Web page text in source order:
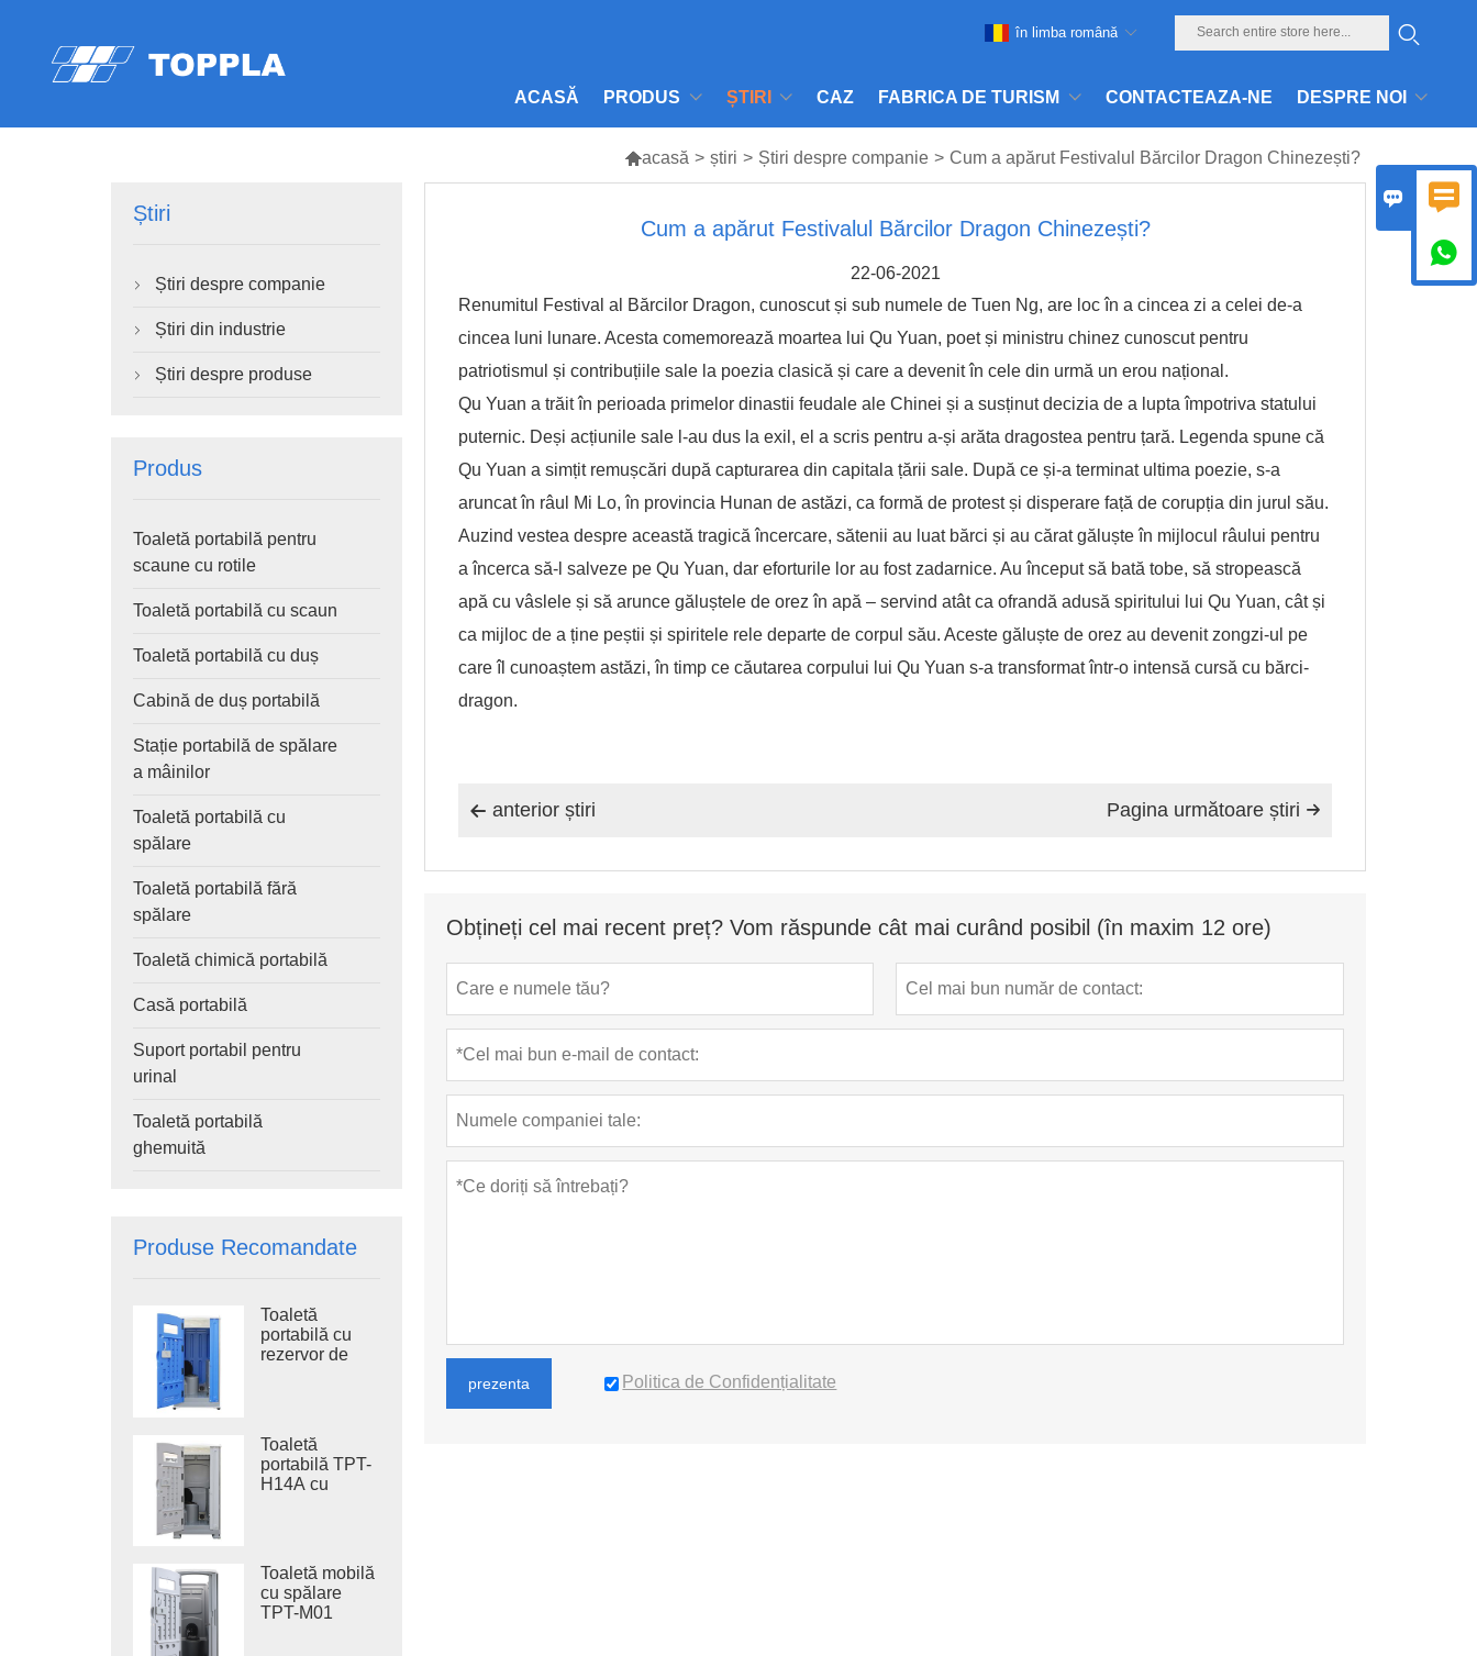
ACASĂ PRODUS ȘTIRI CAZ FABRICA DE TURISM CONTACTEAZA-NE DESPRE NOI
în limba română
acasă > știri > Știri despre companie > Cum a apărut Festivalul Bărcilor Dragon Chinezești?
Știri
 Știri despre companie
 Știri din industrie
 Știri despre produse
Produs
Toaletă portabilă pentru
scaune cu rotile
Toaletă portabilă cu scaun
Toaletă portabilă cu duș
Cabină de duș portabilă
Stație portabilă de spălare
a mâinilor
Toaletă portabilă cu
spălare
Toaletă portabilă fără
spălare
Toaletă chimică portabilă
Casă portabilă
Suport portabil pentru
urinal
Toaletă portabilă
ghemuită
Produse Recomandate
Toaletă
portabilă cu
rezervor de
portabilă cu
sistem de
spălare din
oțel, toaletă de
Toaletă
portabilă TPT-
H14A cu
din plastic
pentru exterior
Toaletă mobilă
cu spălare
TPT-M01
Cum a apărut Festivalul Bărcilor Dragon Chinezești?
22-06-2021
Renumitul Festival al Bărcilor Dragon, cunoscut și sub numele de Tuen Ng, are loc în a cincea zi a celei de-a
cincea luni lunare. Acesta comemorează moartea lui Qu Yuan, poet și ministru chinez cunoscut pentru
patriotismul și contribuțiile sale la poezia clasică și care a devenit în cele din urmă un erou național.
Qu Yuan a trăit în perioada primelor dinastii feudale ale Chinei și a susținut decizia de a lupta împotriva statului
puternic. Deși acțiunile sale l-au dus la exil, el a scris pentru a-și arăta dragostea pentru țară. Legenda spune că
Qu Yuan a simțit remușcări după capturarea din capitala țării sale. După ce și-a terminat ultima poezie, s-a
aruncat în râul Mi Lo, în provincia Hunan de astăzi, ca formă de protest și disperare față de corupția din jurul său.
Auzind vestea despre această tragică încercare, sătenii au luat bărci și au cărat găluște în mijlocul râului pentru
a încerca să-l salveze pe Qu Yuan, dar eforturile lor au fost zadarnice. Au început să bată tobe, să stropească
apă cu vâslele și să arunce găluștele de orez în apă – servind atât ca ofrandă adusă spiritului lui Qu Yuan, cât și
ca mijloc de a ține peștii și spiritele rele departe de corpul său. Aceste găluște de orez au devenit zongzi-ul pe
care îl cunoaștem astăzi, în timp ce căutarea corpului lui Qu Yuan s-a transformat într-o intensă cursă cu bărci-
dragon.
 anterior știri 
Pagina următoare știri
Obțineți cel mai recent preț? Vom răspunde cât mai curând posibil (în maxim 12 ore)
prezenta Politica de Confidențialitate
 
